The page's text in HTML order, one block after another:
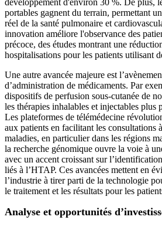
développement d'environ 30 %. De plus,
portables gagnent du terrain, permettant
réel de la santé pulmonaire et
innovation améliore l'observance des
précoce, des études montrant une
hospitalisations pour les patients utilisant
Une autre avancée majeure est
d’administration de médicaments. Par
dispositifs de perfusion sous-cutanée de
les thérapies inhalables et injectables plus
Les plateformes de télémédecine
aux patients en facilitant les consultations
maladies, en particulier dans les régions
la recherche génomique ouvre la voie à
avec un accent croissant sur
liés à l’HTAP. Ces avancées mettent en
l’industrie à tirer parti de la technologie
le traitement et les résultats pour les
Analyse et opportunités